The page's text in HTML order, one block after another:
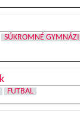
SÚKROMNÉ
FUTBAL